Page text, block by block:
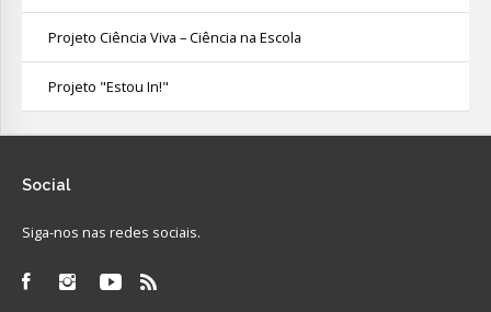
Projeto Ciência Viva – Ciência na Escola
Projeto "Estou In!"
Social
Siga-nos nas redes sociais.